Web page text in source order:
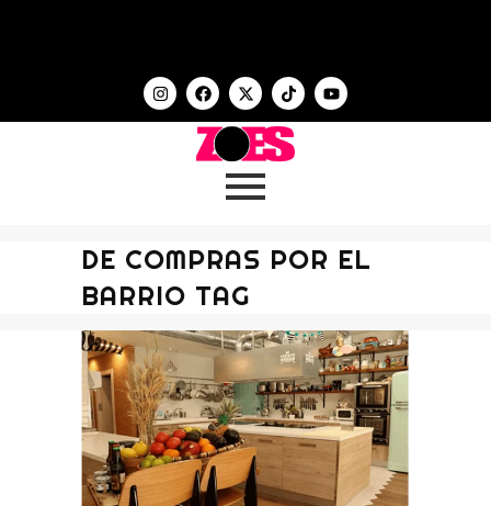
DE COMPRAS POR EL
BARRIO TAG